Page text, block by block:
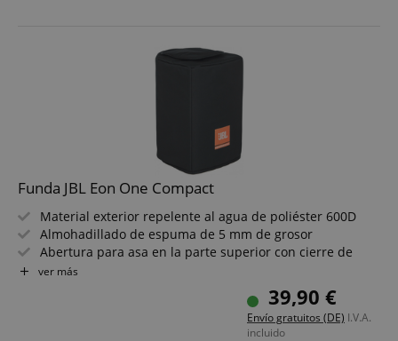
¡7 años de garantía de JBL!
Funda JBL Eon One Compact
Material exterior repelente al agua de poliéster 600D
Almohadillado de espuma de 5 mm de grosor
Abertura para asa en la parte superior con cierre de
contacto
ver más
39,90 €
Envío gratuitos (DE) I.V.A.
incluido